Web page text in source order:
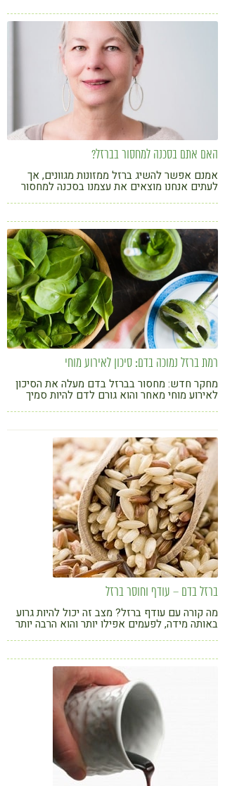
קורונה
טבעונות
האם אתם בסכנה למחסור בברזל?
אמנם אפשר להשיג ברזל ממזונות מגוונים, אך
לעתים אנחנו מוצאים את עצמנו בסכנה למחסור
רמת ברזל נמוכה בדם: סיכון לאירוע מוחי
מחקר חדש: מחסור בברזל בדם מעלה את הסיכון
לאירוע מוחי מאחר והוא גורם לדם להיות סמיך
ברזל בדם – עודף וחוסר ברזל
מה קורה עם עודף ברזל? מצב זה יכול להיות גרוע
באותה מידה, לפעמים אפילו יותר והוא הרבה יותר